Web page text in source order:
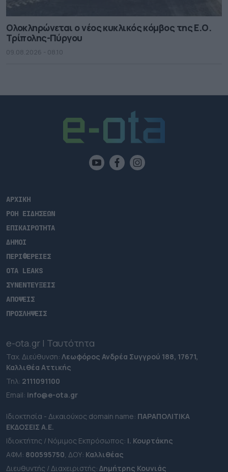
Ολοκληρώνεται ο νέος κυκλικός κόμβος της Ε.Ο.
Τρίπολης-Πύργου
09.08.2026 - 08.10
ΑΡΧΙΚΗ
ΡΟΗ ΕΙΔΗΣΕΩΝ
ΕΠΙΚΑΙΡΟΤΗΤΑ
ΔΗΜΟΙ
ΠΕΡΙΦΕΡΕΙΕΣ
OTA LEAKS
ΣΥΝΕΝΤΕΥΞΕΙΣ
ΑΠΟΨΕΙΣ
ΠΡΟΣΛΗΨΕΙΣ
e-ota.gr | Ταυτότητα
Ταχ. Διεύθυνση: Λεωφόρος Ανδρέα Συγγρού 188, 17671,
Καλλιθέα Αττικής
Τηλ: 2111091100
Εmail: info@e-ota.gr
Ιδιοκτησία - Δικαιούχος domain name: ΠΑΡΑΠΟΛΙΤΙΚΑ
ΕΚΔΟΣΕΙΣ A.E.
Ιδιοκτήτης / Νόμιμος Εκπρόσωπος: Ι. Κουρτάκης
ΑΦΜ: 800595750, ΔΟΥ: Καλλιθέας
Διευθυντής / Διαχειριστής: Δημήτρης Κουνιάς